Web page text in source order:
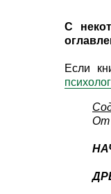
С
Если
От